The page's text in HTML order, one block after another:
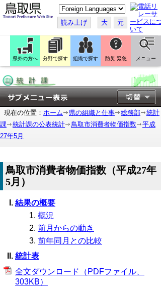
こ
の
ペ
ー
ジ
翻
訳
す
読み上げ 大 元
県外の方へ 分野で探す 組織で探す 防災 緊急 メニュー
現在の位置： ホーム 県の組織と仕事 総務部
統計
課
統計課の公表統計 鳥取市消費者物価指数
平成
27年5月
鳥取市消費者物価指数（平成27年
5月）
結果の概要
概況
前月からの動き
前年同月との比較
統計表
全文ダウンロード（PDFファイル、
303KB）